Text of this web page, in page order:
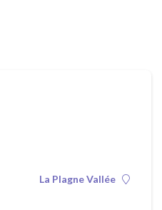
La Plagne Vallée